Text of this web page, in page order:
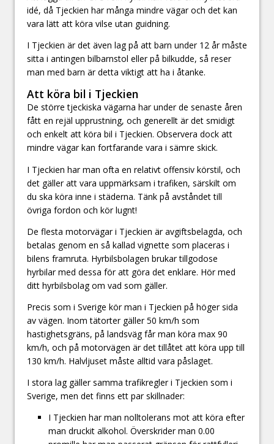
idé, då Tjeckien har många mindre vägar och det kan
vara lätt att köra vilse utan guidning.
I Tjeckien är det även lag på att barn under 12 år måste
sitta i antingen bilbarnstol eller på bilkudde, så reser
man med barn är detta viktigt att ha i åtanke.
Att köra bil i Tjeckien
De större tjeckiska vägarna har under de senaste åren
fått en rejäl upprustning, och generellt är det smidigt
och enkelt att köra bil i Tjeckien. Observera dock att
mindre vägar kan fortfarande vara i sämre skick.
I Tjeckien har man ofta en relativt offensiv körstil, och
det gäller att vara uppmärksam i trafiken, särskilt om
du ska köra inne i städerna. Tänk på avståndet till
övriga fordon och kör lugnt!
De flesta motorvägar i Tjeckien är avgiftsbelagda, och
betalas genom en så kallad vignette som placeras i
bilens framruta. Hyrbilsbolagen brukar tillgodose
hyrbilar med dessa för att göra det enklare. Hör med
ditt hyrbilsbolag om vad som gäller.
Precis som i Sverige kör man i Tjeckien på höger sida
av vägen. Inom tätorter gäller 50 km/h som
hastighetsgräns, på landsväg får man köra max 90
km/h, och på motorvägen är det tillåtet att köra upp till
130 km/h. Halvljuset måste alltid vara påslaget.
I stora lag gäller samma trafikregler i Tjeckien som i
Sverige, men det finns ett par skillnader:
I Tjeckien har man nolltolerans mot att köra efter
man druckit alkohol. Överskrider man 0.00